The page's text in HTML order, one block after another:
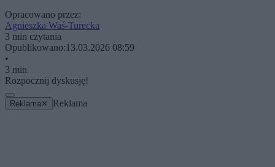
Opracowano przez:
Agnieszka Waś-Turecka
3 min czytania
Opublikowano:13.03.2026 08:59
•
3 min
Rozpocznij dyskusję!
Reklama ✕ Reklama